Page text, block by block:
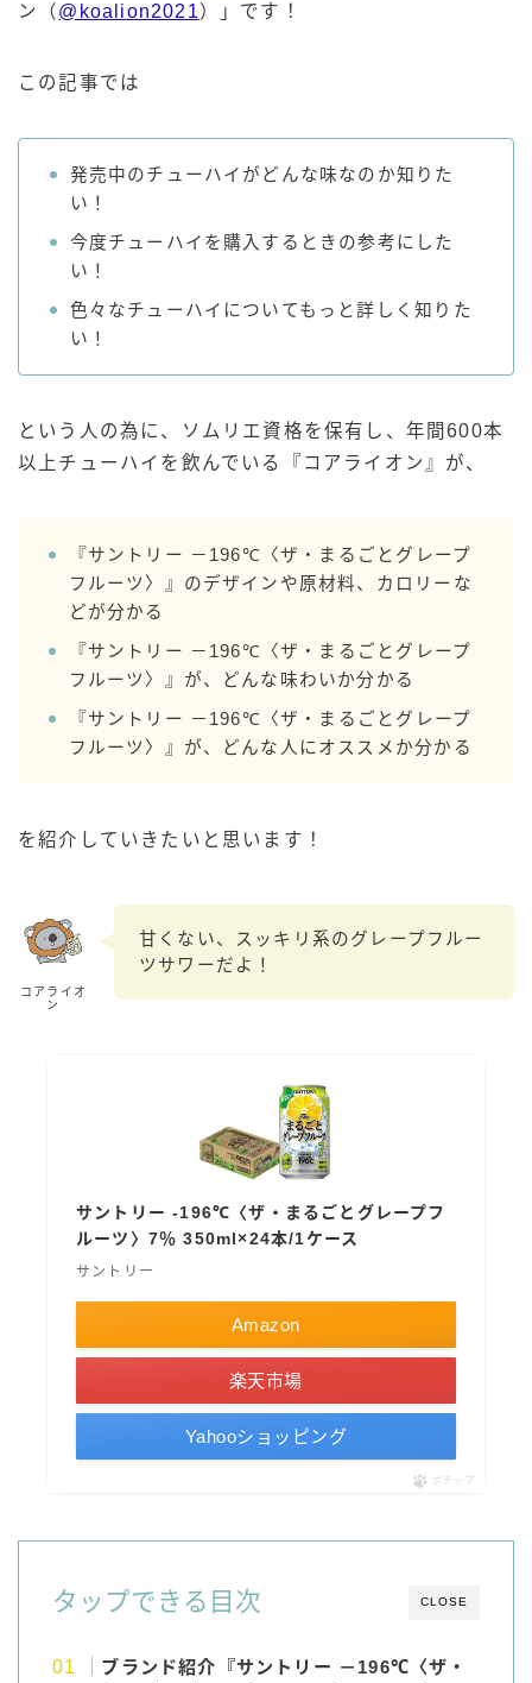
ー196℃ ストロングゼロ
ー196℃ ザ・まるごと
ほろよい
角ハイボール
ジムビームハイボール
アサヒ
ザ・レモンクラフト
ザ・カクテルクラフト
Slat(すらっと）
月庵
クリアクーラー
FRUITZER (フルーツァー）
三ツ星グレフルサワー
レモン・ザ・リッチ
男梅サワー
キレートレモンサワー
焼酎ハイボール
タカラCANチューハイ
宝焼酎のお茶割りシリーズ
寶「丸おろし」
極上レモンサワー
極上フルーツサワー
檸檬堂
ちゅらWATTA
合同酒精
ン（ @koalion2021）」です！
この記事では
発売中のチューハイがどんな味なのか知りた
い！
今度チューハイを購入するときの参考にした
い！
色々なチューハイについてもっと詳しく知りた
い！
という人の為に、ソムリエ資格を保有し、年間600本
以上チューハイを飲んでいる『コアライオン』が、
『サントリー －196℃〈ザ・まるごとグレープ
フルーツ〉』のデザインや原材料、カロリーな
どが分かる
『サントリー －196℃〈ザ・まるごとグレープ
フルーツ〉』が、どんな味わいか分かる
『サントリー －196℃〈ザ・まるごとグレープ
フルーツ〉』が、どんな人にオススメか分かる
を紹介していきたいと思います！
コアライオ
ン
甘くない、スッキリ系のグレープフルー
ツサワーだよ！
サントリー -196℃〈ザ・まるごとグレープフ
ルーツ〉7％ 350ml×24本/1ケース
サントリー
Amazon
楽天市場
Yahooショッピング
ポチップ
CLOSE
タップできる目次
ブランド紹介『サントリー －196℃〈ザ・